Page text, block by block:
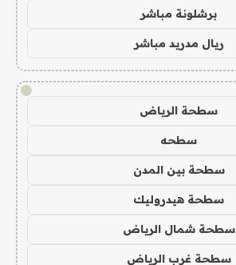
برشلونة مباشر
ريال مدريد مباشر
!
سطحة الرياض
سطحه
سطحة بين المدن
سطحة هيدروليك
سطحة شمال الرياض
سطحة غرب الرياض